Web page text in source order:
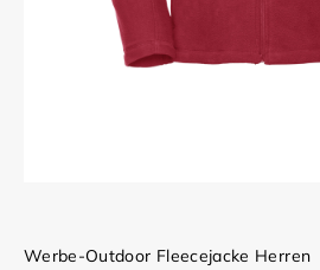
Werbe-Outdoor Fleecejacke Herren